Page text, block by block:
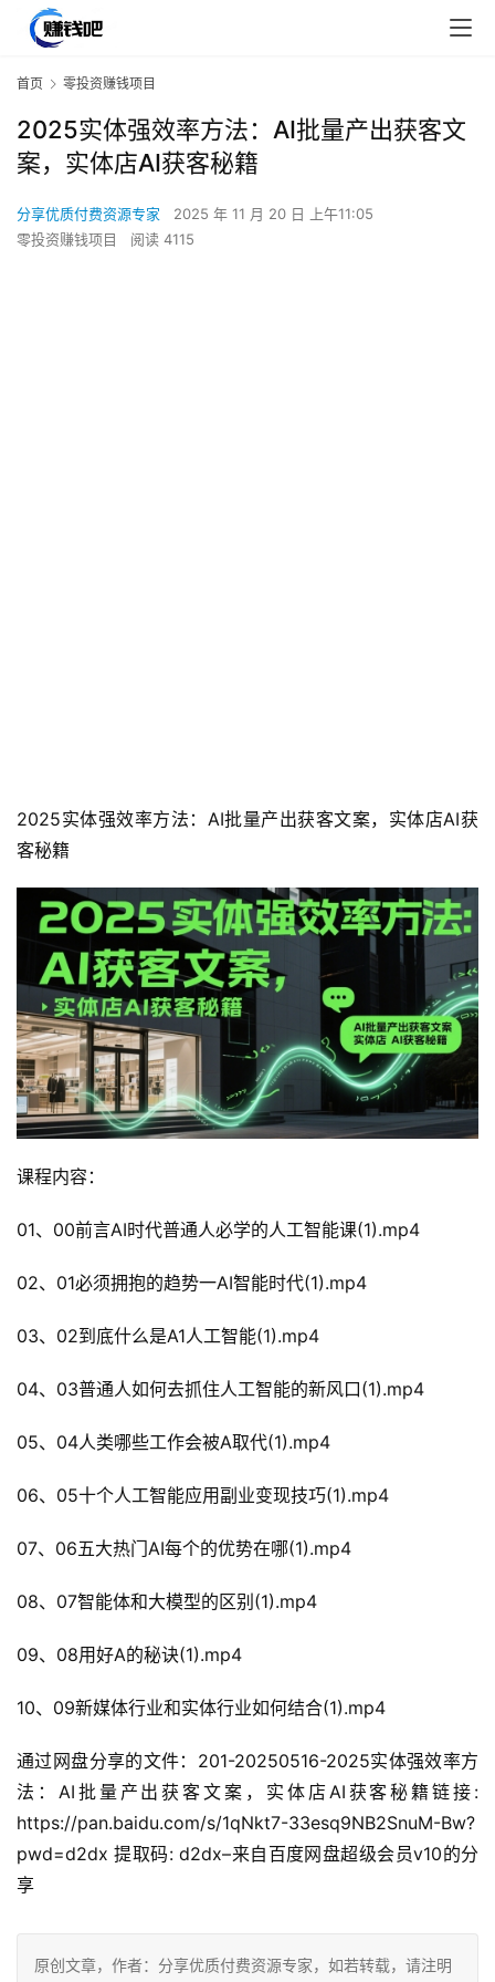
首页 零投资赚钱项目
2025实体强效率方法：AI批量产出获客文
案，实体店AI获客秘籍
分享优质付费资源专家
2025 年 11 月 20 日 上午11:05
零投资赚钱项目
阅读 4115
2025实体强效率方法：AI批量产出获客文案，实体店AI获
客秘籍
课程内容：
01、00前言AI时代普通人必学的人工智能课(1).mp4
02、01必须拥抱的趋势一AI智能时代(1).mp4
03、02到底什么是A1人工智能(1).mp4
04、03普通人如何去抓住人工智能的新风口(1).mp4
05、04人类哪些工作会被A取代(1).mp4
06、05十个人工智能应用副业变现技巧(1).mp4
07、06五大热门AI每个的优势在哪(1).mp4
08、07智能体和大模型的区别(1).mp4
09、08用好A的秘诀(1).mp4
10、09新媒体行业和实体行业如何结合(1).mp4
通过网盘分享的文件：201-20250516-2025实体强效率方
法：AI批量产出获客文案，实体店AI获客秘籍链接:
https://pan.baidu.com/s/1qNkt7-33esq9NB2SnuM-Bw?
pwd=d2dx 提取码: d2dx–来自百度网盘超级会员v10的分
享
原创文章，作者：分享优质付费资源专家，如若转载，请注明